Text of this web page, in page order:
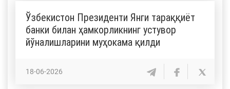
Ўзбекистон Президенти Янги тараққиёт
банки билан ҳамкорликнинг устувор
йўналишларини муҳокама қилди
18-06-2026